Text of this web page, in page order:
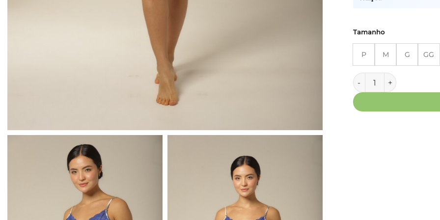
Tamanho
P M G GG
Conjunto Short Doll